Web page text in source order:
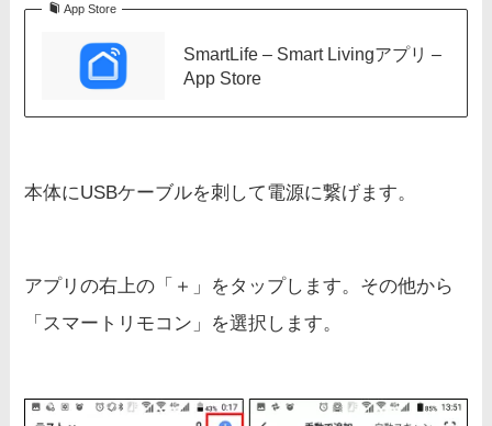
App Store
SmartLife – Smart Livingアプリ –
App Store
本体にUSBケーブルを刺して電源に繋げます。
アプリの右上の「＋」をタップします。その他から
「スマートリモコン」を選択します。